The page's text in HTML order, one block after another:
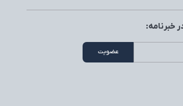
خبرنامه: